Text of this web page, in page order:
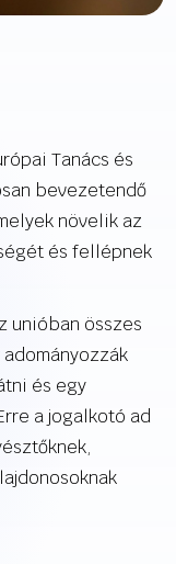
Tanács és
bevezetendő
növelik az
és fellépnek
unióban összes
és egy
a jogalkotó ad